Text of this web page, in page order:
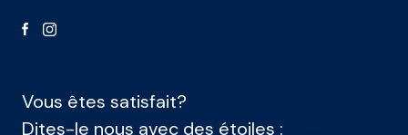
Vous êtes satisfait?
Dites-le nous avec des étoiles :